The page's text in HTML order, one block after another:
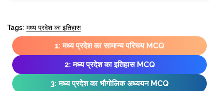
Tags: मध्य प्रदेश का इतिहास
1: मध्य प्रदेश का सामान्य परिचय MCQ
2: मध्य प्रदेश का इतिहास MCQ
3: मध्य प्रदेश का भौगोलिक अध्ययन MCQ